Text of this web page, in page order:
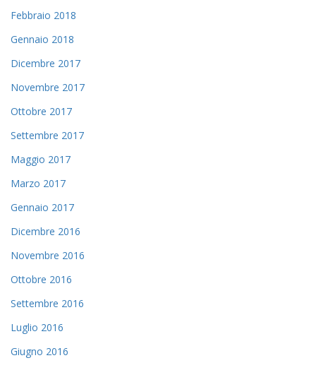
Febbraio 2018
Gennaio 2018
Dicembre 2017
Novembre 2017
Ottobre 2017
Settembre 2017
Maggio 2017
Marzo 2017
Gennaio 2017
Dicembre 2016
Novembre 2016
Ottobre 2016
Settembre 2016
Luglio 2016
Giugno 2016